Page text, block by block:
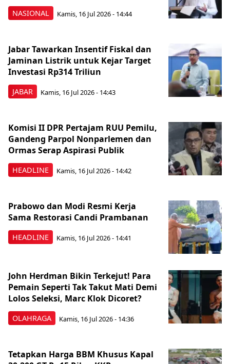
NASIONAL Kamis, 16 Jul 2026 - 14:44
JABAR
Jabar Tawarkan Insentif Fiskal dan
Jaminan Listrik untuk Kejar Target
Investasi Rp314 Triliun
Kamis, 16 Jul 2026 - 14:43
HEADLINE
Komisi II DPR Pertajam RUU Pemilu,
Gandeng Parpol Nonparlemen dan
Ormas Serap Aspirasi Publik
Kamis, 16 Jul 2026 - 14:42
HEADLINE
Prabowo dan Modi Resmi Kerja
Sama Restorasi Candi Prambanan
Kamis, 16 Jul 2026 - 14:41
OLAHRAGA
John Herdman Bikin Terkejut! Para
Pemain Seperti Tak Takut Mati Demi
Lolos Seleksi, Marc Klok Dicoret?
Kamis, 16 Jul 2026 - 14:36
Tetapkan Harga BBM Khusus Kapal